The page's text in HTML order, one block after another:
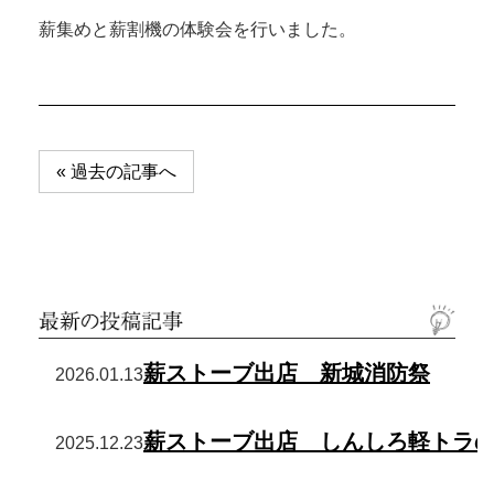
薪集めと薪割機の体験会を行いました。
稿
シ
« 過去の記事へ
2026.01.13薪ストーブ出店 新城消防祭
2025.12.23薪ストーブ出店 しんしろ軽トラ